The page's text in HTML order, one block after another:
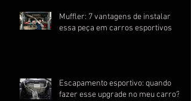
Muffler: 7 vantagens de instalar
essa peça em carros esportivos
Escapamento esportivo: quando
fazer esse upgrade no meu carro?